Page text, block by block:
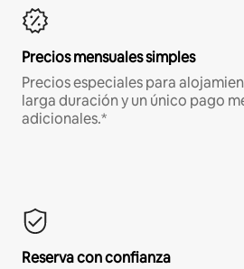
Precios mensuales simples
Precios especiales para
larga duración y un único pago
adicionales.*
Reserva con confianza